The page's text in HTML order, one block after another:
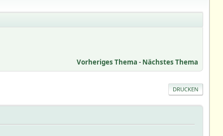
Vorheriges Thema - Nächstes Thema
DRUCKEN